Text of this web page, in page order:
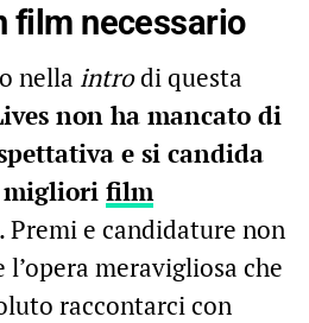
film necessario
nella introdi questa
non ha mancato di
e si candida
migliori film
Premi e candidature non
l’opera meravigliosa che
raccontarci con